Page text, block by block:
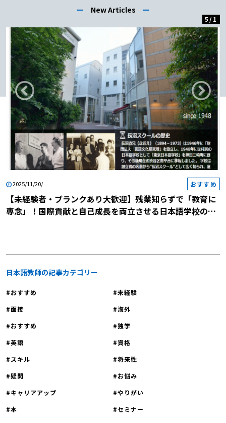
ー New Articles ー
2025/11/20/ おすすめ
【未経験者・ブランクあり大歓迎】残業知らずで「教育に
専念」！国際貢献と自己成長を両立させる日本語学校の説
5 /1
日本語教師の記事カテゴリー
おすすめ
未経験
面接
海外
おすすめ
独学
英語
資格
スキル
将来性
疑問
お悩み
キャリアアップ
やりがい
本
セミナー